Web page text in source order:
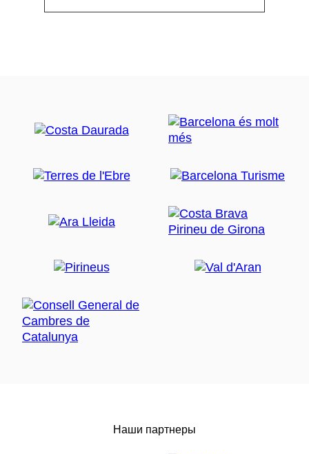
Наши партнеры